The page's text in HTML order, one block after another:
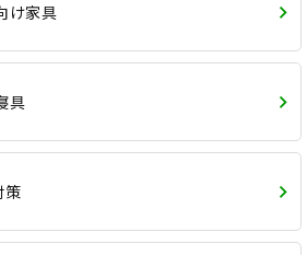
け家具
具
策